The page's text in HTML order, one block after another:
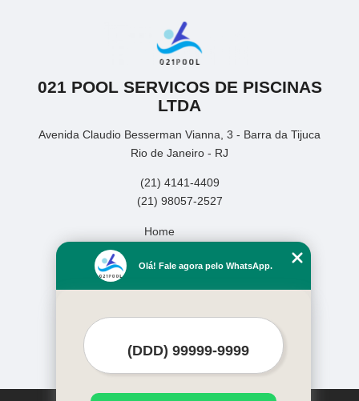
021 POOL SERVICOS DE PISCINAS
LTDA
Avenida Claudio Besserman Vianna, 3 - Barra da Tijuca
Rio de Janeiro - RJ
(21) 4141-4409
(21) 98057-2527
Home
Missão
Olá! Fale agora pelo WhatsApp.